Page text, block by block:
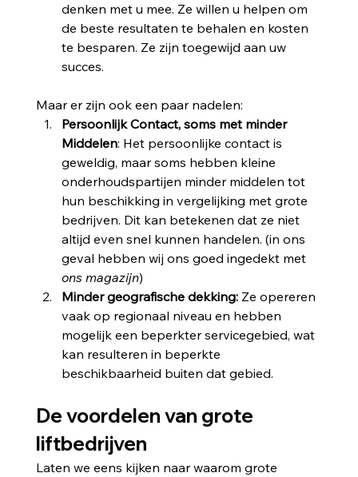
denken met u mee. Ze willen u helpen om
de beste resultaten te behalen en kosten
te besparen. Ze zijn toegewijd aan uw
succes.
Maar er zijn ook een paar nadelen:
Persoonlijk Contact, soms met minder
Middelen: Het persoonlijke contact is
geweldig, maar soms hebben kleine
onderhoudspartijen minder middelen tot
hun beschikking in vergelijking met grote
bedrijven. Dit kan betekenen dat ze niet
altijd even snel kunnen handelen. (in ons
geval hebben wij ons goed ingedekt met
ons magazijn)
Minder geografische dekking: Ze opereren
vaak op regionaal niveau en hebben
mogelijk een beperkter servicegebied, wat
kan resulteren in beperkte
beschikbaarheid buiten dat gebied.
De voordelen van grote
liftbedrijven
Laten we eens kijken naar waarom grote